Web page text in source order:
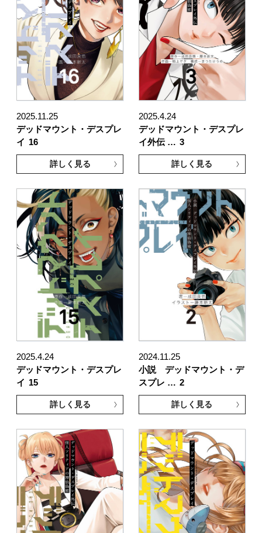
2025.11.25
デッドマウント・デスプレ
イ 16
詳しく見る
2025.4.24
デッドマウント・デスプレ
イ外伝 … 3
詳しく見る
2025.4.24
デッドマウント・デスプレ
イ 15
詳しく見る
2024.11.25
小説 デッドマウント・デ
スプレ … 2
詳しく見る